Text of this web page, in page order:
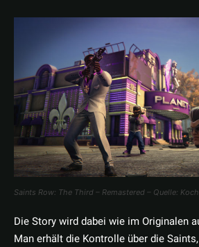
Saints Row: The Third – Remastered – Quelle:
Die Story wird dabei wie im Originalen
Man erhält die Kontrolle über die